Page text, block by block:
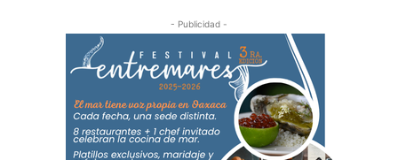
- Publicidad -